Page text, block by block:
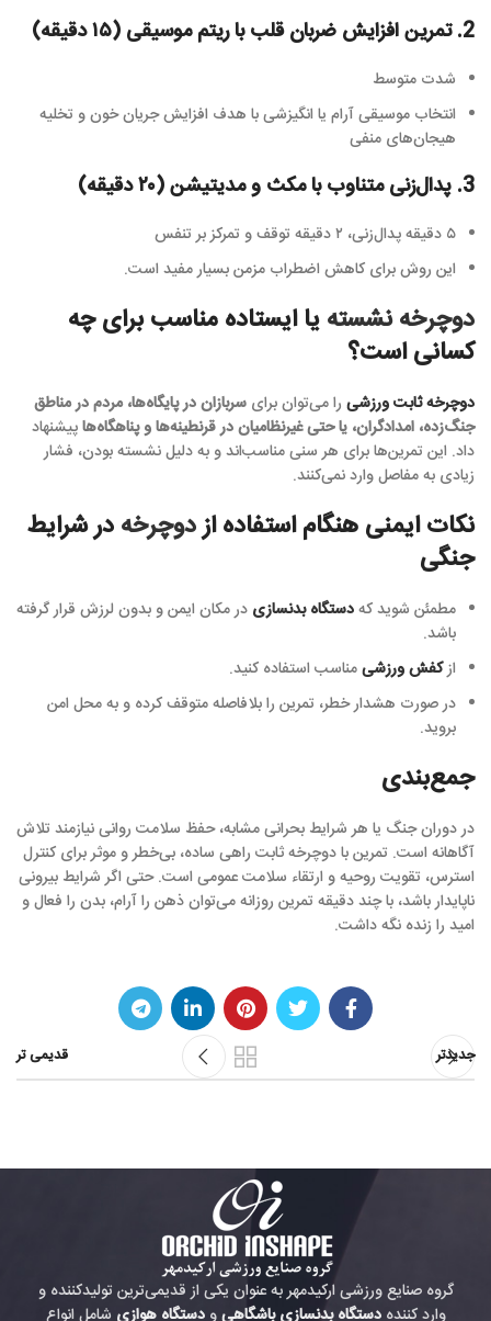
2. تمرین افزایش ضربان قلب با ریتم موسیقی (۱۵ دقیقه)
شدت متوسط
انتخاب موسیقی آرام یا انگیزشی با هدف افزایش جریان خون و تخلیه
هیجان‌های منفی
3. پدال‌زنی متناوب با مکث و مدیتیشن (۲۰ دقیقه)
۵ دقیقه پدال‌زنی، ۲ دقیقه توقف و تمرکز بر تنفس
این روش برای کاهش اضطراب مزمن بسیار مفید است.
دوچرخه نشستهیا ایستاده مناسب برای چه
کسانی است؟
دوچرخه ثابت ورزشی را می‌توان برای سربازان در پایگاه‌ها، مردم در مناطق
جنگ‌زده، امدادگران، یا حتی غیرنظامیان در قرنطینه‌ها و پناهگاه‌هاپیشنهاد
داد. این تمرین‌ها برای هر سنی مناسب‌اند و به دلیل نشسته بودن، فشار
زیادی به مفاصل وارد نمی‌کنند.
نکات ایمنی هنگام استفاده ازدوچرخهدر شرایط
جنگی
مطمئن شوید کهدستگاه بدنسازی در مکان ایمن و بدون لرزش قرار گرفته
باشد.
ازکفش ورزشیمناسب استفاده کنید.
در صورت هشدار خطر، تمرین را بلافاصله متوقف کرده و به محل امن
بروید.
جمع‌بندی
در دوران جنگ یا هر شرایط بحرانی مشابه، حفظ سلامت روانی نیازمند تلاش
آگاهانه است. تمرین با دوچرخه ثابت راهی ساده، بی‌خطر و موثر برای کنترل
استرس، تقویت روحیه و ارتقاء سلامت عمومی است. حتی اگر شرایط بیرونی
ناپایدار باشد، با چند دقیقه تمرین روزانه می‌توان ذهن را آرام، بدن را فعال و
امید را زنده نگه داشت.
جدیدتر قدیمی تر
گروه صنایع ورزشی ارکیدمهر به عنوان یکی از قدیمی‌ترین تولیدکننده و